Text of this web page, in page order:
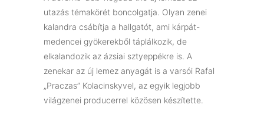
utazás témakörét boncolgatja. Olyan zenei
kalandra csábítja a hallgatót, ami kárpát-
medencei gyökerekből táplálkozik, de
elkalandozik az ázsiai sztyeppékre is. A
zenekar az új lemez anyagát is a varsói Rafal
„Praczas” Kolacinskyvel, az egyik legjobb
világzenei producerrel közösen készítette.